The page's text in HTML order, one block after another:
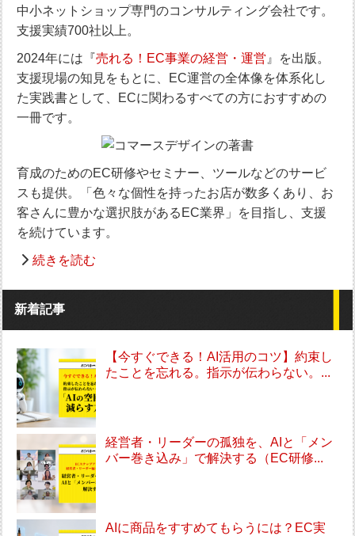
中小ネットショップ専門のコンサルティング会社です。
支援実績700社以上。
2024年には『売れる！EC事業の経営・運営 』を出版。
支援現場の知見をもとに、EC運営の全体像を体系化し
た実践書として、ECに関わるすべての方におすすめの
一冊です。
育成のためのEC研修やセミナー、ツールなどのサービ
スも提供。「色々な個性を持ったお店が数多くあり、お
客さんに豊かな選択肢があるEC業界」を目指し、支援
を続けています。
続きを読む
新着記事
【今すぐできる！AI活用のコツ】約束し
たことを忘れる。指示が伝わらない。...
経営者・リーダーの孤独を、AIと「メン
バー巻き込み」で解決する（EC研修...
AIに商品をすすめてもらうには？EC実